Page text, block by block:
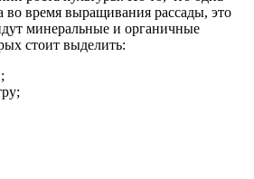
во время выращивания рассады, это
минеральные и органичные
стоит выделить: